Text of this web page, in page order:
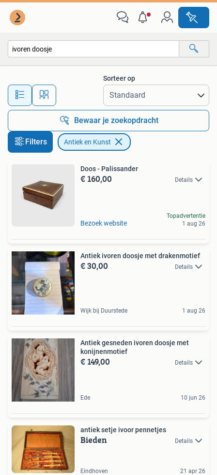
Alle afstanden…
Sorteer op
Bewaar je zoekopdracht
Filters Antiek en Kunst
Doos - Palissander
€ 160,00 Details
Bezoek website
Topadvertentie
1 aug 26
Antiek ivoren doosje met drakenmotief
€ 30,00 Details
Wijk bij Duurstede 1 aug 26
Antiek gesneden ivoren doosje met
konijnenmotief
€ 149,00 Details
Ede 10 jun 26
antiek setje ivoor pennetjes
Bieden Details
Eindhoven 21 apr 26